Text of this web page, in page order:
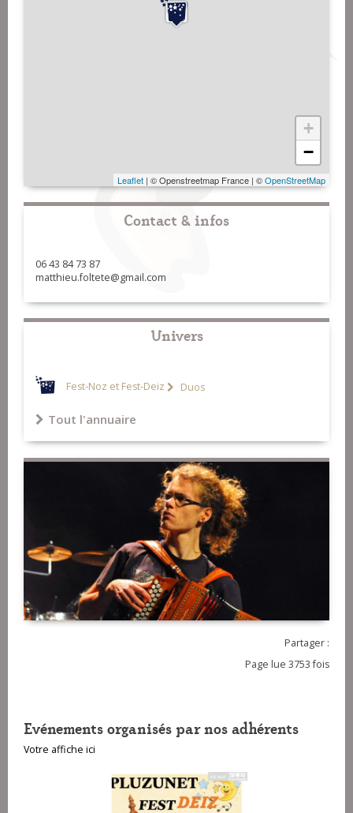
+
−
Leaflet | © Openstreetmap France | ©OpenStreetMap
Contact & infos
06 43 84 73 87
matthieu.foltete@gmail.com
Univers
Fest-Noz et Fest-Deiz Duos
Tout l'annuaire
Partager :
Page lue 3753 fois
Evénements organisés par nos adhérents
Votre affiche ici